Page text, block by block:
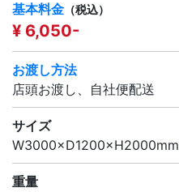
基本料金 （税込）
¥ 6,050-
お渡し方法
店頭お渡し、自社便配送
サイズ
W3000×D1200×H2000mm
重量